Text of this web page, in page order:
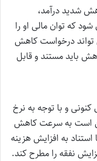
شدید درآمد،
که توان مالی او را
درخواست کاهش
باید مستند و قابل
و با توجه به نرخ
است به سرعت کاهش
به افزایش هزینه
نفقه را مطرح کند.